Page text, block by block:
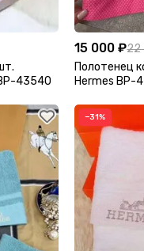
43540
15 000 ₽22
Полотенец
Hermes BP-
−31%